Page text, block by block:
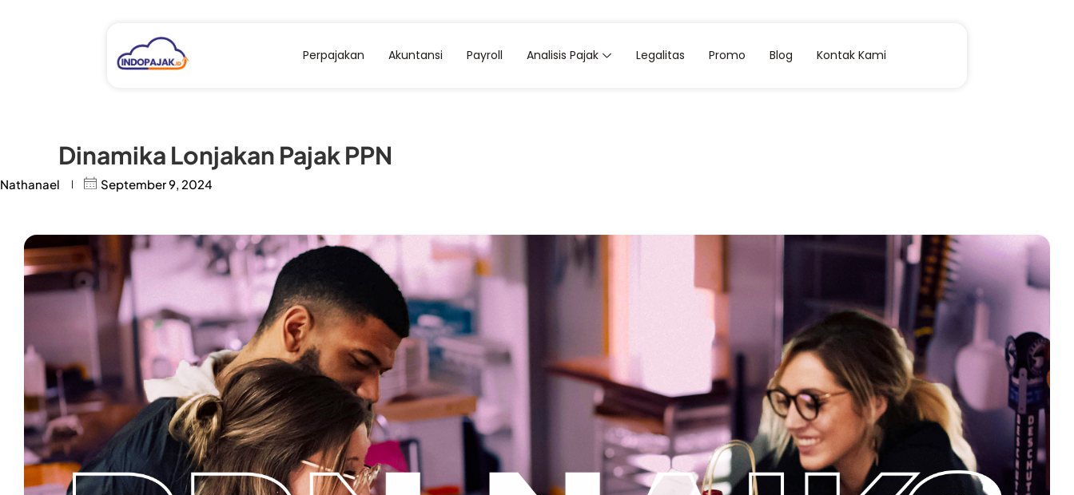
Perpajakan Akuntansi Payroll Analisis Pajak Legalitas Promo Blog Kontak Kami
Dinamika Lonjakan Pajak PPN
Nathanael September 9, 2024